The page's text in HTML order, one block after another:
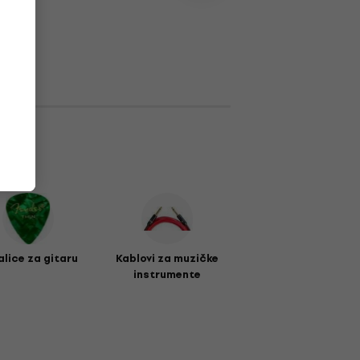
za gitaru
Kablovi za muzičke
instrumente